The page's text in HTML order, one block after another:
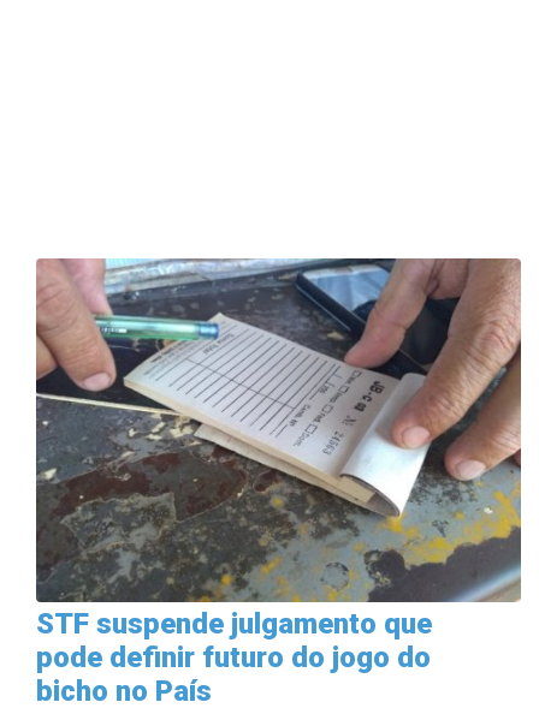
STF suspende julgamento que
pode definir futuro do jogo do
bicho no País